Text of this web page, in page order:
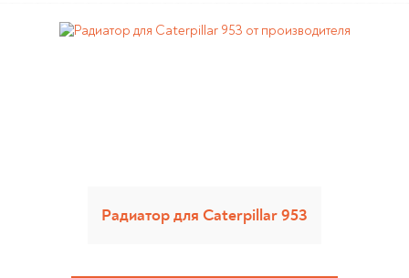
Радиатор для Caterpillar 953